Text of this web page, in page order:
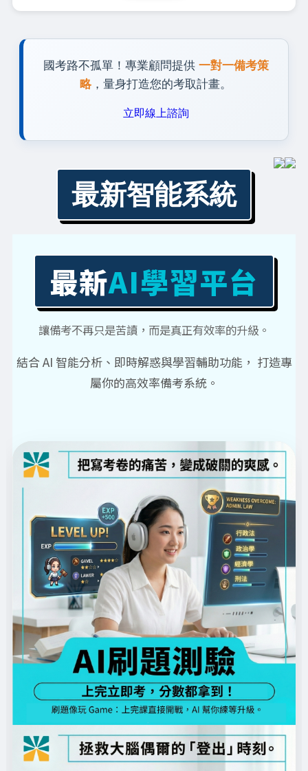
國考路不孤單！專業顧問提供 一對一備考策
略，量身打造您的考取計畫。
立即線上諮詢
最新智能系統
最新AI學習平台
讓備考不再只是苦讀，而是真正有效率的升級。
結合 AI 智能分析、即時解惑與學習輔助功能， 打造專
屬你的高效率備考系統。